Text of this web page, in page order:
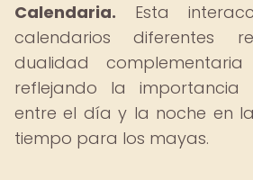
Calendaria. Esta
calendarios diferentes
dualidad
reflejando la
entre el día y la noche en
tiempo para los mayas.